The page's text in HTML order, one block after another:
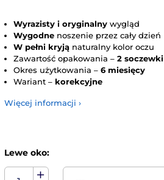
Wyrazisty i oryginalny wygląd
Wygodne noszenie przez cały dzień
W pełni kryją naturalny kolor oczu
Zawartość opakowania – 2 soczewki
Okres użytkowania – 6 miesięcy
Wariant – korekcyjne
Więcej informacji ›
Lewe oko: